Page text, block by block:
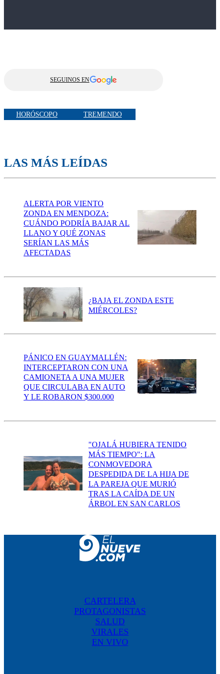
SEGUINOS EN
HORÓSCOPO TREMENDO
LAS MÁS LEÍDAS
ALERTA POR VIENTO
ZONDA EN MENDOZA:
CUÁNDO PODRÍA BAJAR AL
LLANO Y QUÉ ZONAS
SERÍAN LAS MÁS
AFECTADAS
¿BAJA EL ZONDA ESTE
MIÉRCOLES?
PÁNICO EN GUAYMALLÉN:
INTERCEPTARON CON UNA
CAMIONETA A UNA MUJER
QUE CIRCULABA EN AUTO
Y LE ROBARON $300.000
"OJALÁ HUBIERA TENIDO
MÁS TIEMPO": LA
CONMOVEDORA
DESPEDIDA DE LA HIJA DE
LA PAREJA QUE MURIÓ
TRAS LA CAÍDA DE UN
ÁRBOL EN SAN CARLOS
CARTELERA
PROTAGONISTAS
SALUD
VIRALES
EN VIVO